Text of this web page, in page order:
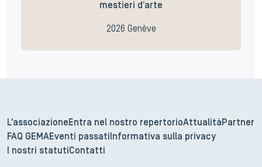
mestieri d’arte
2026 Genève
L'associazione Entra nel nostro repertorioAttualità Partner
FAQ GEMAEventi passati Informativa sulla privacy
I nostri statutiContatti